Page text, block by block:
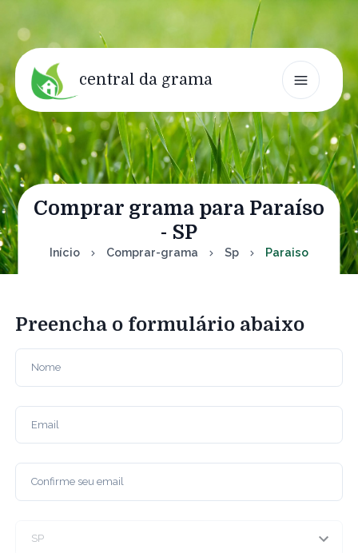
central da grama
Comprar grama para Paraíso
- SP
Início Comprar-grama Sp Paraiso
Preencha o formulário abaixo